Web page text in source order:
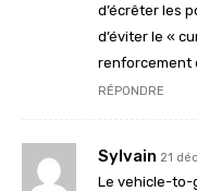
d’écrêter les
d’éviter le «
renforcement
RÉPONDRE
Sylvain 21
Le vehicle-to-